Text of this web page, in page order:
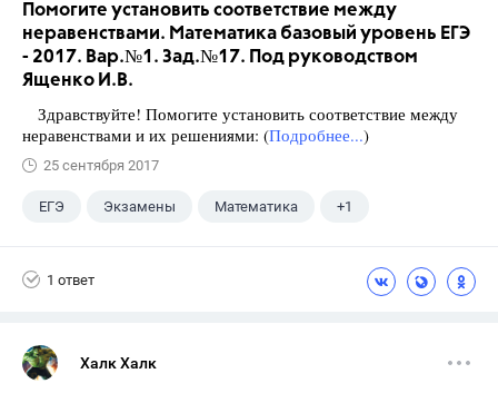
Помогите установить соответствие между
неравенствами. Математика базовый уровень ЕГЭ
- 2017. Вар.№1. Зад.№17. Под руководством
Ященко И.В.
Здравствуйте! Помогите установить соответствие между
неравенствами и их решениями: (Подробнее...)
25 сентября 2017
ЕГЭ Экзамены Математика +1
1 ответ
Халк Халк